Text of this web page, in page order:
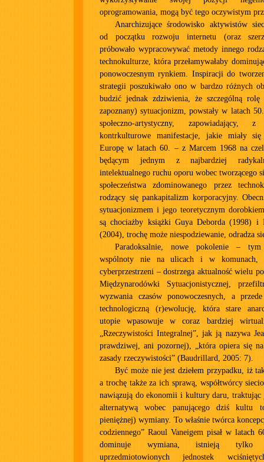
oprogramowania, mogą być tego oczywistym
Anarchizujące środowisko aktywistów
od początku rozwoju internetu (oraz
próbowało wypracowywać metody innego
technokulturze, która przełamywałaby
ponowoczesnym rynkiem. Inspiracji do
strategii poszukiwało ono w bardzo różnych
budzić jednak zdziwienia, że szczególną rolę
zapoznany) sytuacjonizm, powstały w latach
społeczno-artystyczny,
kontrkulturowe manifestacje, jakie miały
Europę w latach 60. – z Marcem 1968 na
będącym jednym z najbardziej
intelektualnego ruchu oporu wobec tworzącego
społeczeństwa zdominowanego przez
rodzący się pankapitalizm korporacyjny.
sytuacjonizmem i jego teoretycznym
są chociażby książki Guya Deborda (1998) i
(2004), trochę może niespodziewanie, odradza
Paradoksalnie, nowe pokolenie – tym
wspólnoty nie na ulicach i w komunach,
cyberprzestrzeni – dostrzega aktualność wielu
Międzynarodówki Sytuacjonistycznej,
wyzwania czasów ponowoczesnych, a
technologiczną (r)ewolucję, która stare
utopie wpasowuje w coraz bardziej
„Rzeczywistości Integralnej”, jak ją nazywa
prawdziwej, ani pozornej), „która opiera się
zasady rzeczywistości” (Baudrillard, 2005: 7).
Być może nie jest dziełem przypadku, iż
a trochę także za ich sprawą, współtwórcy
nawiązują do ekonomii i kultury daru, traktując
alternatywą wobec panującego dziś kultu
pieniężnej) wymiany. To właśnie twórca
codziennego” Raoul Vaneigem pisał w latach
dominuje wymiana, istnieją tylko
uprzedmiotowionych jednostek